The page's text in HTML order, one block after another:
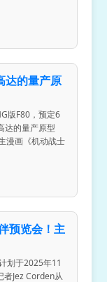
达的量产原
版F80，预定6
达的量产原型
漫画《机动战士
预览会！主
划于2025年11
者Jez Corden从